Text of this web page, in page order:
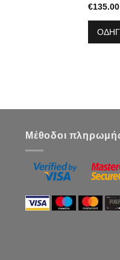
€135.00
Μέθοδοι